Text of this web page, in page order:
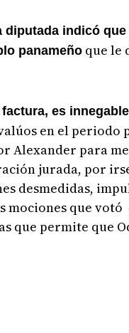
indicó
panameñoque le
es
en el periodo
Alexander para
jurada, por
desmedidas,
mociones que
que permite que